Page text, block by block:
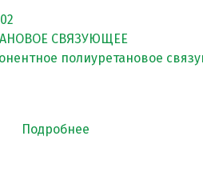
крошка
для укладки
оборудование для площадок
СВЯЗУЮЩЕЕ
полиуретановое
Подробнее